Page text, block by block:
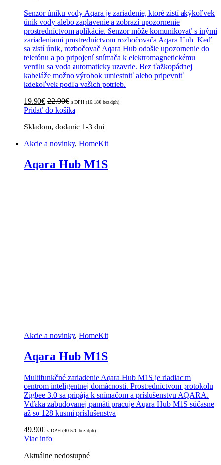
Senzor úniku vody Aqara je zariadenie, ktoré zistí akýkoľvek
únik vody alebo zaplavenie a zobrazí upozornenie
prostredníctvom aplikácie. Senzor môže komunikovať s inými
zariadeniami prostredníctvom rozbočovača Aqara Hub. Keď
sa zistí únik, rozbočovač Aqara Hub odošle upozornenie do
telefónu a po pripojení snímača k elektromagnetickému
ventilu sa voda automaticky uzavrie. Bez ťažkopádnej
kabeláže možno výrobok umiestniť alebo pripevniť
kdekoľvek podľa vašich potrieb.
19.90€ 22.90€ s DPH (16.18€ bez dph)
Pridať do košíka
Skladom, dodanie 1-3 dni
Akcie a novinky, HomeKit
Aqara Hub M1S
Akcie a novinky, HomeKit
Aqara Hub M1S
Multifunkčné zariadenie Aqara Hub M1S je riadiacim
centrom inteligentnej domácnosti. Prostredníctvom protokolu
Zigbee 3.0 sa pripája k snímačom a príslušenstvu AQARA.
Vďaka zabudovanej pamäti pracuje Aqara Hub M1S súčasne
až so 128 kusmi príslušenstva
49.90€ s DPH (40.57€ bez dph)
Viac info
Aktuálne nedostupné